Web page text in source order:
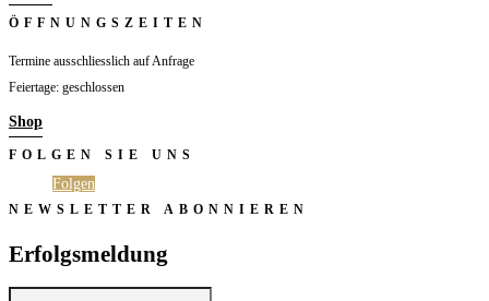
ÖFFNUNGSZEITEN
Termine ausschliesslich auf Anfrage
Feiertage: geschlossen
Shop
FOLGEN SIE UNS
Folgen
NEWSLETTER ABONNIEREN
Erfolgsmeldung